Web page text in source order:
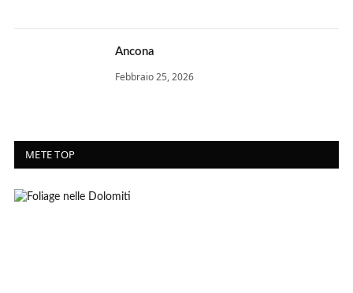
Ancona
Febbraio 25, 2026
METE TOP